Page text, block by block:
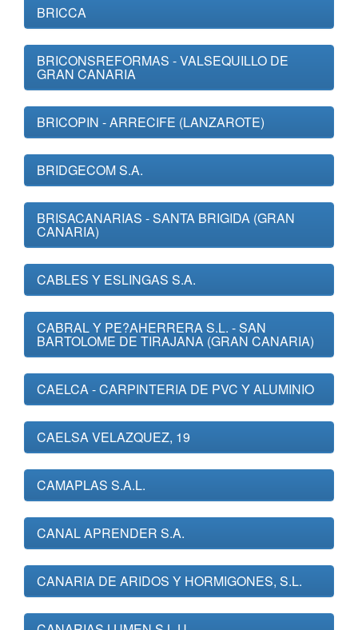
BRICCA
BRICONSREFORMAS - VALSEQUILLO DE
GRAN CANARIA
BRICOPIN - ARRECIFE (LANZAROTE)
BRIDGECOM S.A.
BRISACANARIAS - SANTA BRIGIDA (GRAN
CANARIA)
CABLES Y ESLINGAS S.A.
CABRAL Y PE?AHERRERA S.L. - SAN
BARTOLOME DE TIRAJANA (GRAN CANARIA)
CAELCA - CARPINTERIA DE PVC Y ALUMINIO
CAELSA VELAZQUEZ, 19
CAMAPLAS S.A.L.
CANAL APRENDER S.A.
CANARIA DE ARIDOS Y HORMIGONES, S.L.